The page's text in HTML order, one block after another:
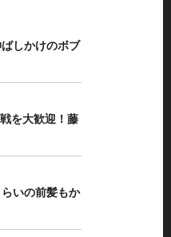
しかけのボブ
を大歓迎！藤
いの前髪もか